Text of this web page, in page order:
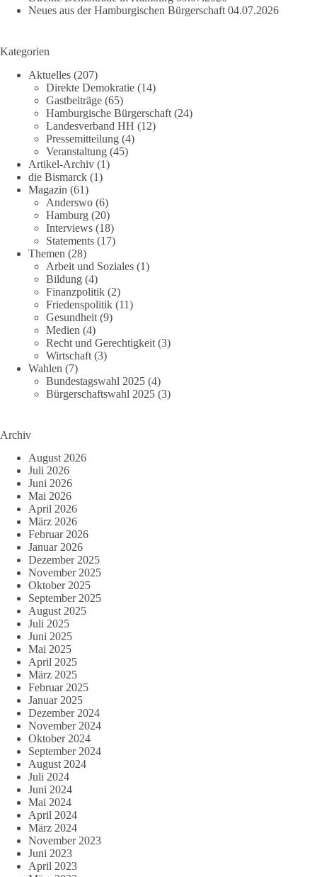
Neues aus der Hamburgischen Bürgerschaft 04.07.2026
Kategorien
Aktuelles (207)
Direkte Demokratie (14)
Gastbeiträge (65)
Hamburgische Bürgerschaft (24)
Landesverband HH (12)
Pressemitteilung (4)
Veranstaltung (45)
Artikel-Archiv (1)
die Bismarck (1)
Magazin (61)
Anderswo (6)
Hamburg (20)
Interviews (18)
Statements (17)
Themen (28)
Arbeit und Soziales (1)
Bildung (4)
Finanzpolitik (2)
Friedenspolitik (11)
Gesundheit (9)
Medien (4)
Recht und Gerechtigkeit (3)
Wirtschaft (3)
Wahlen (7)
Bundestagswahl 2025 (4)
Bürgerschaftswahl 2025 (3)
Archiv
August 2026
Juli 2026
Juni 2026
Mai 2026
April 2026
März 2026
Februar 2026
Januar 2026
Dezember 2025
November 2025
Oktober 2025
September 2025
August 2025
Juli 2025
Juni 2025
Mai 2025
April 2025
März 2025
Februar 2025
Januar 2025
Dezember 2024
November 2024
Oktober 2024
September 2024
August 2024
Juli 2024
Juni 2024
Mai 2024
April 2024
März 2024
November 2023
Juni 2023
April 2023